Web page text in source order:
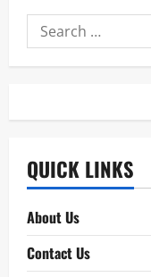
Search
for:
QUICK LINKS
About Us
Contact Us